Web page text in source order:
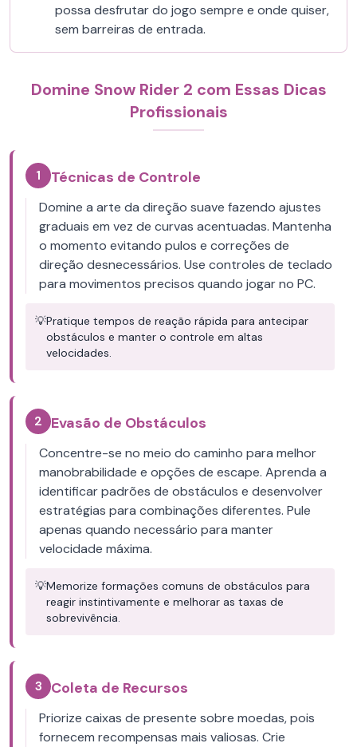
possa desfrutar do jogo sempre e onde quiser,
sem barreiras de entrada.
Domine Snow Rider 2 com Essas Dicas
Profissionais
1 Técnicas de Controle
Domine a arte da direção suave fazendo ajustes
graduais em vez de curvas acentuadas. Mantenha
o momento evitando pulos e correções de
direção desnecessários. Use controles de teclado
para movimentos precisos quando jogar no PC.
💡Pratique tempos de reação rápida para antecipar
obstáculos e manter o controle em altas
velocidades.
2 Evasão de Obstáculos
Concentre-se no meio do caminho para melhor
manobrabilidade e opções de escape. Aprenda a
identificar padrões de obstáculos e desenvolver
estratégias para combinações diferentes. Pule
apenas quando necessário para manter
velocidade máxima.
💡Memorize formações comuns de obstáculos para
reagir instintivamente e melhorar as taxas de
sobrevivência.
3 Coleta de Recursos
Priorize caixas de presente sobre moedas, pois
fornecem recompensas mais valiosas. Crie